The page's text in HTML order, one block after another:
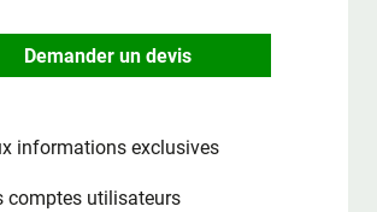
Demander un devis
informations exclusives
comptes utilisateurs